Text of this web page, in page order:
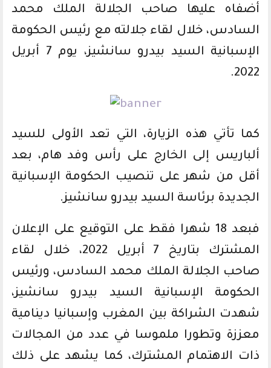
أضفاه عليها صاحب الجلالة الملك محمد
السادس، خلال لقاء جلالته مع رئيس الحكومة
الإسبانية السيد بيدرو سانشيز، يوم 7 أبريل
2022.
كما تأتي هذه الزيارة، التي تعد الأولى للسيد
ألباريس إلى الخارج على رأس وفد هام، بعد
أقل من شهر على تنصيب الحكومة الإسبانية
الجديدة برئاسة السيد بيدرو سانشيز.
فبعد 18 شهرا فقط على التوقيع على الإعلان
المشترك بتاريخ 7 أبريل 2022، خلال لقاء
صاحب الجلالة الملك محمد السادس، ورئيس
الحكومة الإسبانية السيد بيدرو سانشيز،
شهدت الشراكة بين المغرب وإسبانيا دينامية
معززة وتطورا ملموسا في عدد من المجالات
ذات الاهتمام المشترك، كما يشهد على ذلك